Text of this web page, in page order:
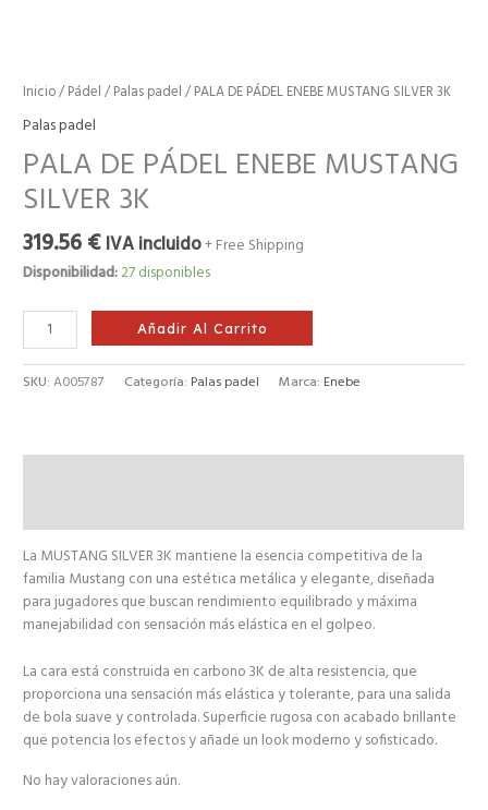
Inicio/Pádel /Palas padel / PALA DE PÁDEL ENEBE MUSTANG SILVER 3K
Palas padel
PALA DE PÁDEL ENEBE MUSTANG
SILVER 3K
319.56€ IVA incluido+ Free Shipping
Disponibilidad:27 disponibles
Añadir Al Carrito
SKU:A005787 Categoría: Palas padel Marca: Enebe
La MUSTANG SILVER 3K mantiene la esencia competitiva de la
familia Mustang con una estética metálica y elegante, diseñada
para jugadores que buscan rendimiento equilibrado y máxima
manejabilidad con sensación más elástica en el golpeo.
La cara está construida en carbono 3K de alta resistencia, que
proporciona una sensación más elástica y tolerante, para una salida
de bola suave y controlada. Superficie rugosa con acabado brillante
que potencia los efectos y añade un look moderno y sofisticado.
No hay valoraciones aún.